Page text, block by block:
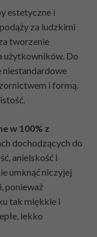
estetyczne i
za ludzkimi
tworzenie
użytkowników. Do
niestandardowe
i formą.
w 100% z
dochodzących do
anielskość i
umknąć niczyjej
ponieważ
tak miękkie i
lekko